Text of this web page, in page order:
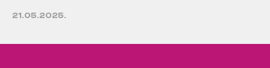
21.05.2025.